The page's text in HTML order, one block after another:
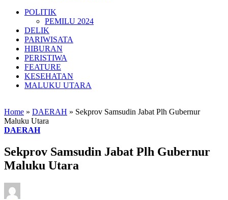
POLITIK
PEMILU 2024
DELIK
PARIWISATA
HIBURAN
PERISTIWA
FEATURE
KESEHATAN
MALUKU UTARA
Home » DAERAH » Sekprov Samsudin Jabat Plh Gubernur
Maluku Utara
DAERAH
Sekprov Samsudin Jabat Plh Gubernur
Maluku Utara